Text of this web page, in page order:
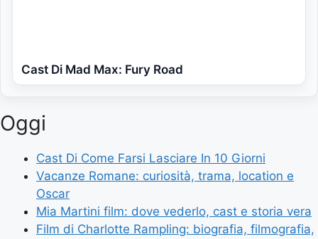
Cast Di Mad Max: Fury Road
Oggi
Cast Di Come Farsi Lasciare In 10 Giorni
Vacanze Romane: curiosità, trama, location e
Oscar
Mia Martini film: dove vederlo, cast e storia vera
Film di Charlotte Rampling: biografia, filmografia,